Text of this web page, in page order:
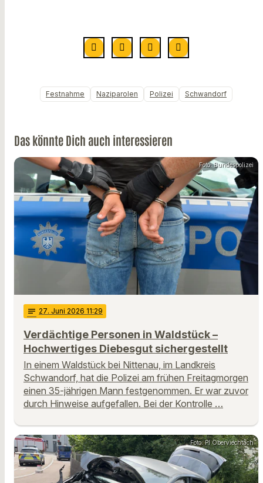
Festnahme Naziparolen Polizei Schwandorf
Das könnte Dich auch interessieren
Foto: Bundespolizei
notes 27. Juni 2026 11:29
Verdächtige Personen in Waldstück –
Hochwertiges Diebesgut sichergestellt
In einem Waldstück bei Nittenau, im Landkreis
Schwandorf, hat die Polizei am frühen Freitagmorgen
einen 35-jährigen Mann festgenommen. Er war zuvor
durch Hinweise aufgefallen. Bei der Kontrolle …
Foto: PI Oberviechtach